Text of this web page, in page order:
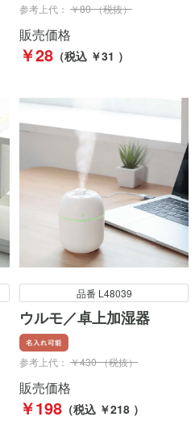
参考上代： ￥80 （税抜）
販売価格
￥28 （税込 ￥31 ）
品番 L48039
ウルモ／卓上加湿器
参考上代： ￥430 （税抜）
販売価格
￥198 （税込 ￥218 ）